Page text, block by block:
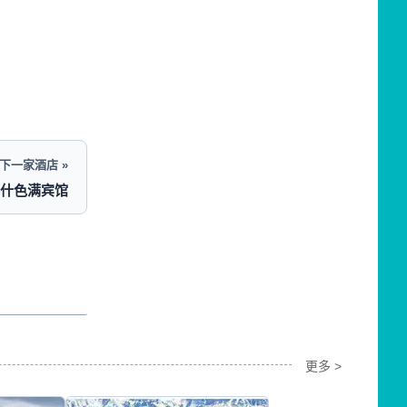
下一家酒店 »
色满宾馆
更多 >